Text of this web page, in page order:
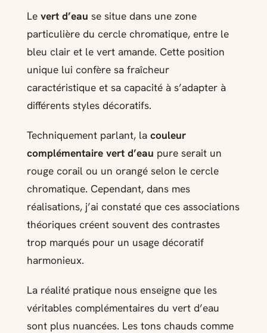
Le vert d’eau se situe dans une zone
particulière du cercle chromatique, entre le
bleu clair et le vert amande. Cette position
unique lui confère sa fraîcheur
caractéristique et sa capacité à s’adapter à
différents styles décoratifs.
Techniquement parlant, la couleur
complémentaire vert d’eau pure serait un
rouge corail ou un orangé selon le cercle
chromatique. Cependant, dans mes
réalisations, j’ai constaté que ces associations
théoriques créent souvent des contrastes
trop marqués pour un usage décoratif
harmonieux.
La réalité pratique nous enseigne que les
véritables complémentaires du vert d’eau
sont plus nuancées. Les tons chauds comme